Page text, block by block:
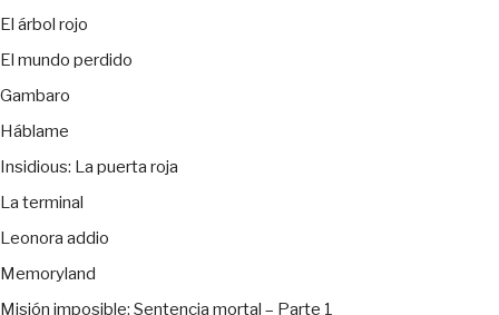
El árbol rojo
El mundo perdido
Gambaro
Háblame
Insidious: La puerta roja
La terminal
Leonora addio
Memoryland
Misión imposible: Sentencia mortal – Parte 1